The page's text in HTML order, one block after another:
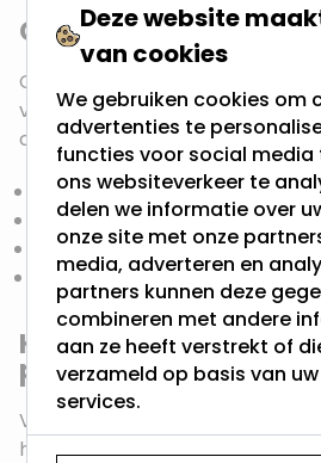
Compleet en
Onze
voor jouw gemak. Met één klik
complete set inclusief:
Prikkabelmet gemonteerde
Afdichtringeneneindkapje
Stekker
LED lampennaar keuze
Kies de juiste lengte
prikkabel
Voordat je bestelt, is het
hoe lang jouwprikkabelmoet
Deze website
van cookies
We gebruiken cookies om
advertenties te
functies voor social media
ons websiteverkeer te
delen we informatie over
onze site met onze
media, adverteren en
partners kunnen deze
combineren met andere
aan ze heeft verstrekt of
verzameld op basis van
services.